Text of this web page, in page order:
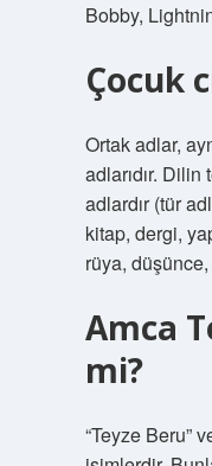
Bobby,
Çocuk
Ortak adlar,
adlarıdır.
adlardır (tür
kitap, dergi,
rüya,
Amca
mi?
“Teyze Beru”